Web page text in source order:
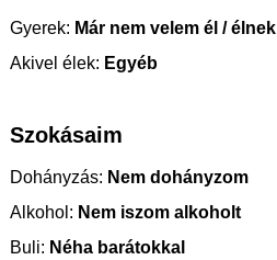
Gyerek: Már nem velem él / élnek
Akivel élek: Egyéb
Szokásaim
Dohányzás: Nem dohányzom
Alkohol: Nem iszom alkoholt
Buli: Néha barátokkal